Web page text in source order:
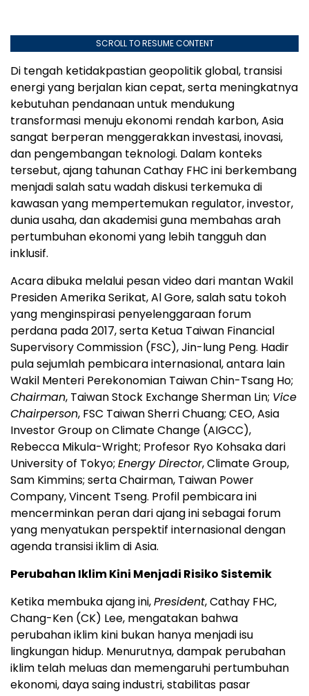
SCROLL TO RESUME CONTENT
Di tengah ketidakpastian geopolitik global, transisi
energi yang berjalan kian cepat, serta meningkatnya
kebutuhan pendanaan untuk mendukung
transformasi menuju ekonomi rendah karbon, Asia
sangat berperan menggerakkan investasi, inovasi,
dan pengembangan teknologi. Dalam konteks
tersebut, ajang tahunan Cathay FHC ini berkembang
menjadi salah satu wadah diskusi terkemuka di
kawasan yang mempertemukan regulator, investor,
dunia usaha, dan akademisi guna membahas arah
pertumbuhan ekonomi yang lebih tangguh dan
inklusif.
Acara dibuka melalui pesan video dari mantan Wakil
Presiden Amerika Serikat, Al Gore, salah satu tokoh
yang menginspirasi penyelenggaraan forum
perdana pada 2017, serta Ketua Taiwan Financial
Supervisory Commission (FSC), Jin-lung Peng. Hadir
pula sejumlah pembicara internasional, antara lain
Wakil Menteri Perekonomian Taiwan Chin-Tsang Ho;
Chairman, Taiwan Stock Exchange Sherman Lin; Vice
Chairperson, FSC Taiwan Sherri Chuang; CEO, Asia
Investor Group on Climate Change (AIGCC),
Rebecca Mikula-Wright; Profesor Ryo Kohsaka dari
University of Tokyo; Energy Director, Climate Group,
Sam Kimmins; serta Chairman, Taiwan Power
Company, Vincent Tseng. Profil pembicara ini
mencerminkan peran dari ajang ini sebagai forum
yang menyatukan perspektif internasional dengan
agenda transisi iklim di Asia.
Perubahan Iklim Kini Menjadi Risiko Sistemik
Ketika membuka ajang ini,President, Cathay FHC,
Chang-Ken (CK) Lee, mengatakan bahwa
perubahan iklim kini bukan hanya menjadi isu
lingkungan hidup. Menurutnya, dampak perubahan
iklim telah meluas dan memengaruhi pertumbuhan
ekonomi, daya saing industri, stabilitas pasar